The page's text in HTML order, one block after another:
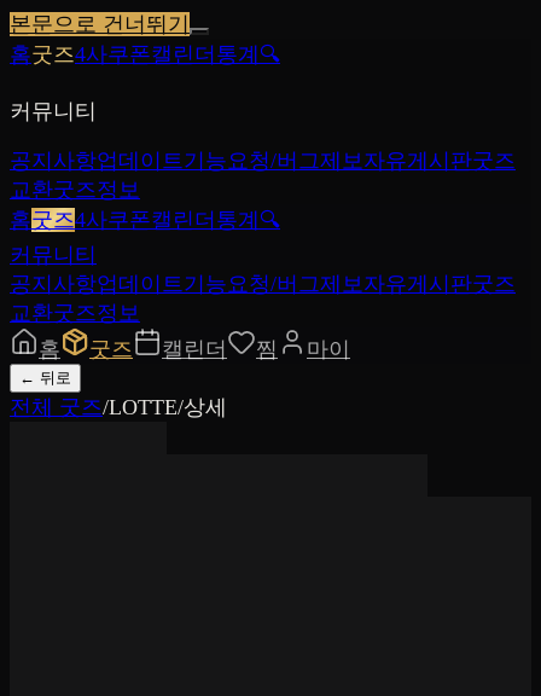
본문으로 건너뛰기
홈굿즈4사쿠폰캘린더 통계 🔍
커뮤니티
공지사항업데이트기능요청/버그제보자유게시판굿즈
교환굿즈정보
홈굿즈4사쿠폰캘린더 통계 🔍
커뮤니티
공지사항업데이트기능요청/버그제보자유게시판굿즈
교환굿즈정보
홈
굿즈 캘린더 찜 마이
← 뒤로
전체 굿즈/LOTTE/상세